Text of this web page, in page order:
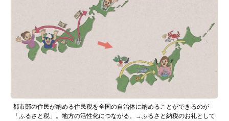
都市部の住民が納める住民税を全国の自治体に納めることができるのが
「ふるさと税」。地方の活性化につながる。→ふるさと納税のお礼として